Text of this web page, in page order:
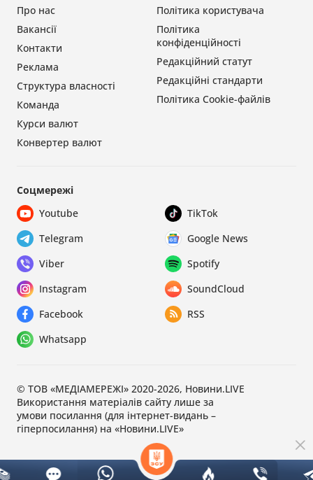
Політика користувача
Політика
конфіденційності
Редакційний статут
Редакційні стандарти
Політика Cookie-файлів
Про нас
Вакансії
Контакти
Реклама
Структура власності
Команда
Курси валют
Конвертер валют
Соцмережі
Youtube
TikTok
Telegram
Google News
Viber
Spotify
Instagram
SoundCloud
Facebook
RSS
Whatsapp
© ТОВ «МЕДІАМЕРЕЖІ» 2020-2026, Новини.LIVE
Використання матеріалів сайту лише за
умови посилання (для інтернет-видань –
гіперпосилання) на «Новини.LIVE»